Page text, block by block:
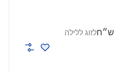
לזוג ללילה